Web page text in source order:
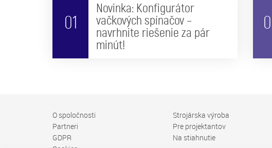
01
Novinka: Konfigurátor
vačkových spínačov –
navrhnite riešenie za pár
minút!
O spoločnosti
Partneri
GDPR
Strojárska výroba
Pre projektantov
Na stiahnutie